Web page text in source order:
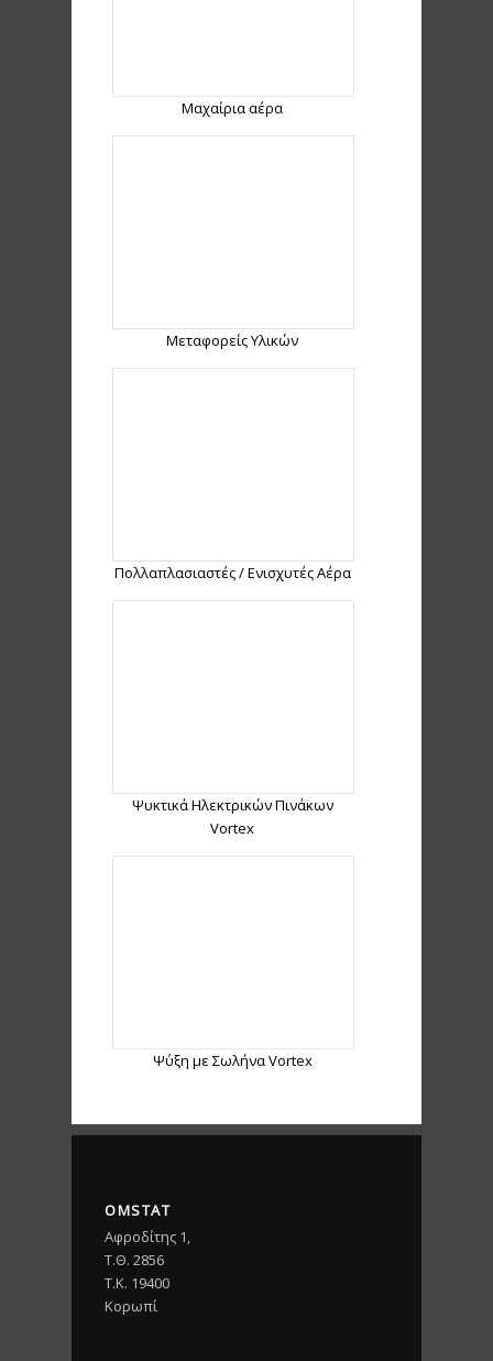
Μαχαίρια αέρα
Μεταφορείς Υλικών
Πολλαπλασιαστές / Ενισχυτές Αέρα
Ψυκτικά Ηλεκτρικών Πινάκων
Vortex
Ψύξη με Σωλήνα Vortex
OMSTAT
Αφροδίτης 1,
Τ.Θ. 2856
T.K. 19400
Κορωπί